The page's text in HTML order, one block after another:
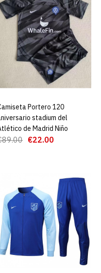
€25.00
AGREGAR AL CARRO
ADD TO COMPARE
ADD TO WISHLIST
Portero 120
del Atlético de
Verde
AGREGAR AL CARRO
ADD TO COMPARE
ADD TO WISHLIST
Portero 120
del Atlético de
AGREGAR AL CARRO
Portero 120
stadium del
de Madrid Niño
€22.00